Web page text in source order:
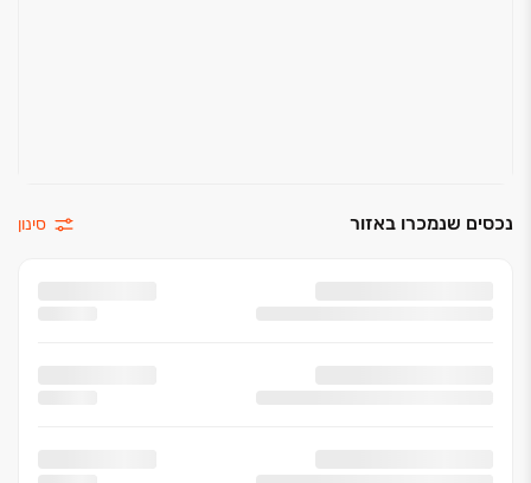
נכסים שנמכרו באזור סינון